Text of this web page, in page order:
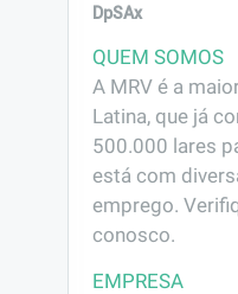
DpSAx
QUEM SOMOS
A MRV é a
Latina, que já
500.000 lares
está com
emprego.
conosco.
EMPRESA